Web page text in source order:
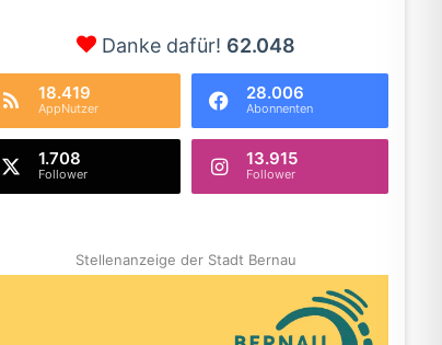
Danke dafür! 62.048
18.419
AppNutzer
28.006
Abonnenten
1.708
Follower
13.915
Follower
Stellenanzeige der Stadt Bernau